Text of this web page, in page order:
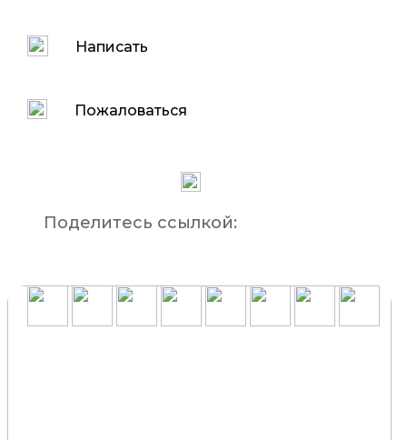
Написать
Пожаловаться
Поделитесь ссылкой: